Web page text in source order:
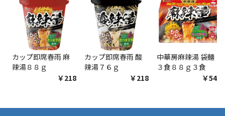
カップ即席春雨 麻
辣湯８８ｇ
￥218
カップ即席春雨 酸
辣湯７６ｇ
￥218
中華房麻辣湯 袋麺
３食８８ｇ３食
￥548